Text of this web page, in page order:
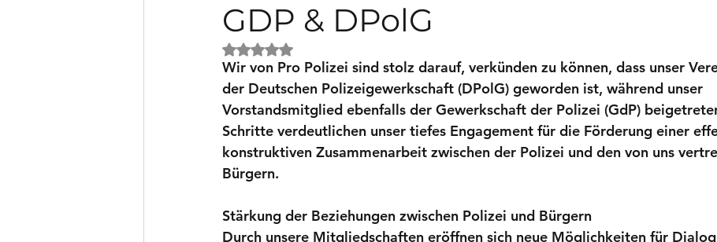
GDP & DPolG
Mit NaN von 5 Sternen bewertet.
Wir von Pro Polizei sind stolz darauf, verkünden zu können, dass unser
der Deutschen Polizeigewerkschaft (DPolG) geworden ist, während unser
Vorstandsmitglied ebenfalls der Gewerkschaft der Polizei (GdP)
Schritte verdeutlichen unser tiefes Engagement für die Förderung einer
konstruktiven Zusammenarbeit zwischen der Polizei und den von uns
Bürgern.
Stärkung der Beziehungen zwischen Polizei und Bürgern
Durch unsere Mitgliedschaften eröffnen sich neue Möglichkeiten für